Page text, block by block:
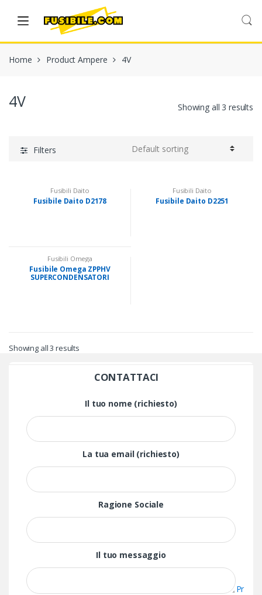
Home Product Ampere 4V
4V Showing all 3 results
Filters
Fusibili Daito
Fusibile Daito D2178
Fusibili Daito
Fusibile Daito D2251
Fusibili Omega
Fusibile Omega ZPPHV
SUPERCONDENSATORI
Showing all 3 results
CONTATTACI
Il tuo nome (richiesto)
La tua email (richiesto)
Ragione Sociale
Il tuo messaggio
Pr